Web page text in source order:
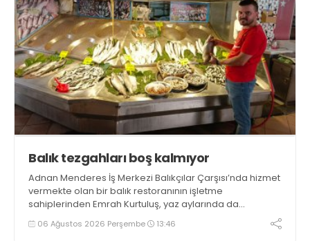
Balık tezgahları boş kalmıyor
Adnan Menderes İş Merkezi Balıkçılar Çarşısı’nda hizmet
vermekte olan bir balık restoranının işletme
sahiplerinden Emrah Kurtuluş, yaz aylarında da
tezgahlarda taze balık bulunduğunu ifade ederek “Yıl
boyunca tezgahlarda taze balık bulmak mümkün
06 Ağustos 2026 Perşembe 13:46